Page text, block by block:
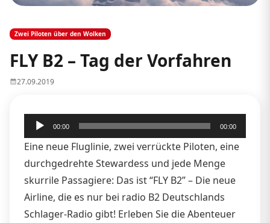
Zwei Piloten über den Wolken
FLY B2 – Tag der Vorfahren
27.09.2019
Audio-
Player
00:00 00:00
Eine neue Fluglinie, zwei verrückte Piloten, eine
durchgedrehte Stewardess und jede Menge
skurrile Passagiere: Das ist “FLY B2” – Die neue
Airline, die es nur bei radio B2 Deutschlands
Schlager-Radio gibt! Erleben Sie die Abenteuer